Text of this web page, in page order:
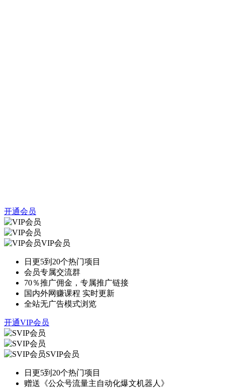
开通会员
VIP会员
日更5到20个热门项目
会员专属交流群
70％推广佣金，专属推广链接
国内外网赚课程 实时更新
全站无广告模式浏览
开通VIP会员
SVIP会员
日更5到20个热门项目
赠送《公众号流量主自动化爆文机器人》